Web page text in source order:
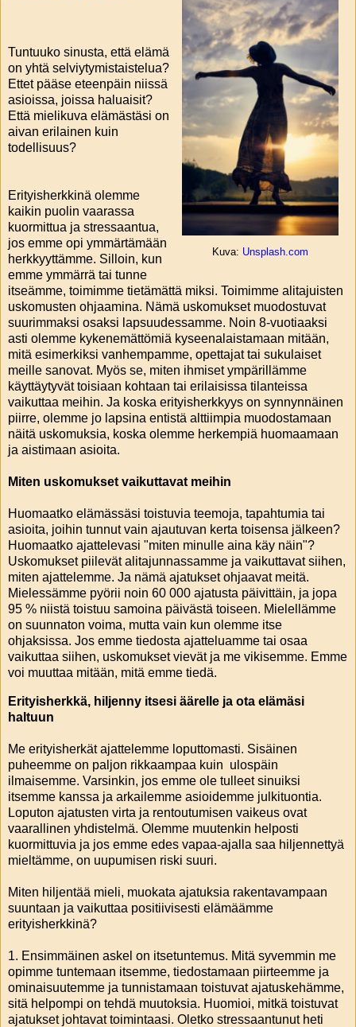
Kuva: Unsplash.com
Tuntuuko sinusta, että elämä
on yhtä selviytymistaistelua?
Ettet pääse eteenpäin niissä
asioissa, joissa haluaisit?
Että mielikuva elämästäsi on
aivan erilainen kuin
todellisuus?
Erityisherkkinä olemme
kaikin puolin vaarassa
kuormittua ja stressaantua,
jos emme opi ymmärtämään
herkkyyttämme. Silloin, kun
emme ymmärrä tai tunne
itseämme, toimimme tietämättä miksi. Toimimme alitajuisten
uskomusten ohjaamina. Nämä uskomukset muodostuvat
suurimmaksi osaksi lapsuudessamme. Noin 8-vuotiaaksi
asti olemme kykenemättömiä kyseenalaistamaan mitään,
mitä esimerkiksi vanhempamme, opettajat tai sukulaiset
meille sanovat. Myös se, miten ihmiset ympärillämme
käyttäytyvät toisiaan kohtaan tai erilaisissa tilanteissa
vaikuttaa meihin. Ja koska erityisherkkyys on synnynnäinen
piirre, olemme jo lapsina entistä alttiimpia muodostamaan
näitä uskomuksia, koska olemme herkempiä huomaamaan
ja aistimaan asioita.
Miten uskomukset vaikuttavat meihin
Huomaatko elämässäsi toistuvia teemoja, tapahtumia tai
asioita, joihin tunnut vain ajautuvan kerta toisensa jälkeen?
Huomaatko ajattelevasi "miten minulle aina käy näin"?
Uskomukset piilevät alitajunnassamme ja vaikuttavat siihen,
miten ajattelemme. Ja nämä ajatukset ohjaavat meitä.
Mielessämme pyörii noin 60 000 ajatusta päivittäin, ja jopa
95 % niistä toistuu samoina päivästä toiseen. Mielellämme
on suunnaton voima, mutta vain kun olemme itse
ohjaksissa. Jos emme tiedosta ajatteluamme tai osaa
vaikuttaa siihen, uskomukset vievät ja me vikisemme. Emme
voi muuttaa mitään, mitä emme tiedä.
Erityisherkkä, hiljenny itsesi äärelle ja ota elämäsi
haltuun
Me erityisherkät ajattelemme loputtomasti. Sisäinen
puheemme on paljon rikkaampaa kuin ulospäin
ilmaisemme. Varsinkin, jos emme ole tulleet sinuiksi
itsemme kanssa ja arkailemme asioidemme julkituontia.
Loputon ajatusten virta ja rentoutumisen vaikeus ovat
vaarallinen yhdistelmä. Olemme muutenkin helposti
kuormittuvia ja jos emme edes vapaa-ajalla saa hiljennettyä
mieltämme, on uupumisen riski suuri.
Miten hiljentää mieli, muokata ajatuksia rakentavampaan
suuntaan ja vaikuttaa positiivisesti elämäämme
erityisherkkinä?
1. Ensimmäinen askel on itsetuntemus. Mitä syvemmin me
opimme tuntemaan itsemme, tiedostamaan piirteemme ja
ominaisuutemme ja tunnistamaan toistuvat ajatuskehämme,
sitä helpompi on tehdä muutoksia. Huomioi, mitkä toistuvat
ajatukset johtavat toimintaasi. Oletko stressaantunut heti